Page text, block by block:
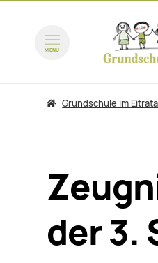
MENÜ
zum Inhalt springen
Grundschule im
der 3.